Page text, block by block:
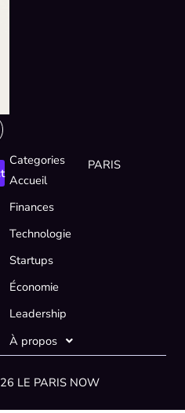
Categories
Accueil
Finances
Technologie
Startups
Économie
Leadership
À propos
PARIS
LE PARIS NOW